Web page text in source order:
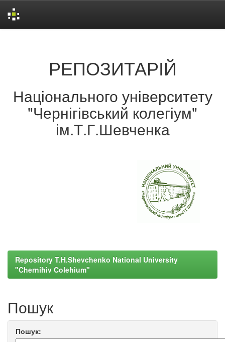
РЕПОЗИТАРІЙ
Національного університету
"Чернігівський колегіум"
ім.Т.Г.Шевченка
Repository T.H.Shevchenko National University
"Chernihiv Colehium"
Пошук
Пошук: